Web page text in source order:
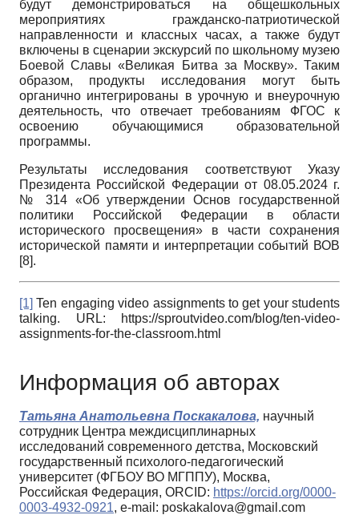
будут демонстрироваться на общешкольных
мероприятиях гражданско-патриотической
направленности и классных часах, а также будут
включены в сценарии экскурсий по школьному музею
Боевой Славы «Великая Битва за Москву». Таким
образом, продукты исследования могут быть
органично интегрированы в урочную и внеурочную
деятельность, что отвечает требованиям ФГОС к
освоению обучающимися образовательной
программы.
Результаты исследования соответствуют Указу
Президента Российской Федерации от 08.05.2024 г.
№ 314 «Об утверждении Основ государственной
политики Российской Федерации в области
исторического просвещения» в части сохранения
исторической памяти и интерпретации событий ВОВ
[8].
[1] Ten engaging video assignments to get your students
talking. URL: https://sproutvideo.com/blog/ten-video-
assignments-for-the-classroom.html
Информация об авторах
Татьяна Анатольевна Поскакалова, научный
сотрудник Центра междисциплинарных
исследований современного детства, Московский
государственный психолого-педагогический
университет (ФГБОУ ВО МГППУ), Москва,
Российская Федерация, ORCID: https://orcid.org/0000-
0003-4932-0921, e-mail: poskakalova@gmail.com